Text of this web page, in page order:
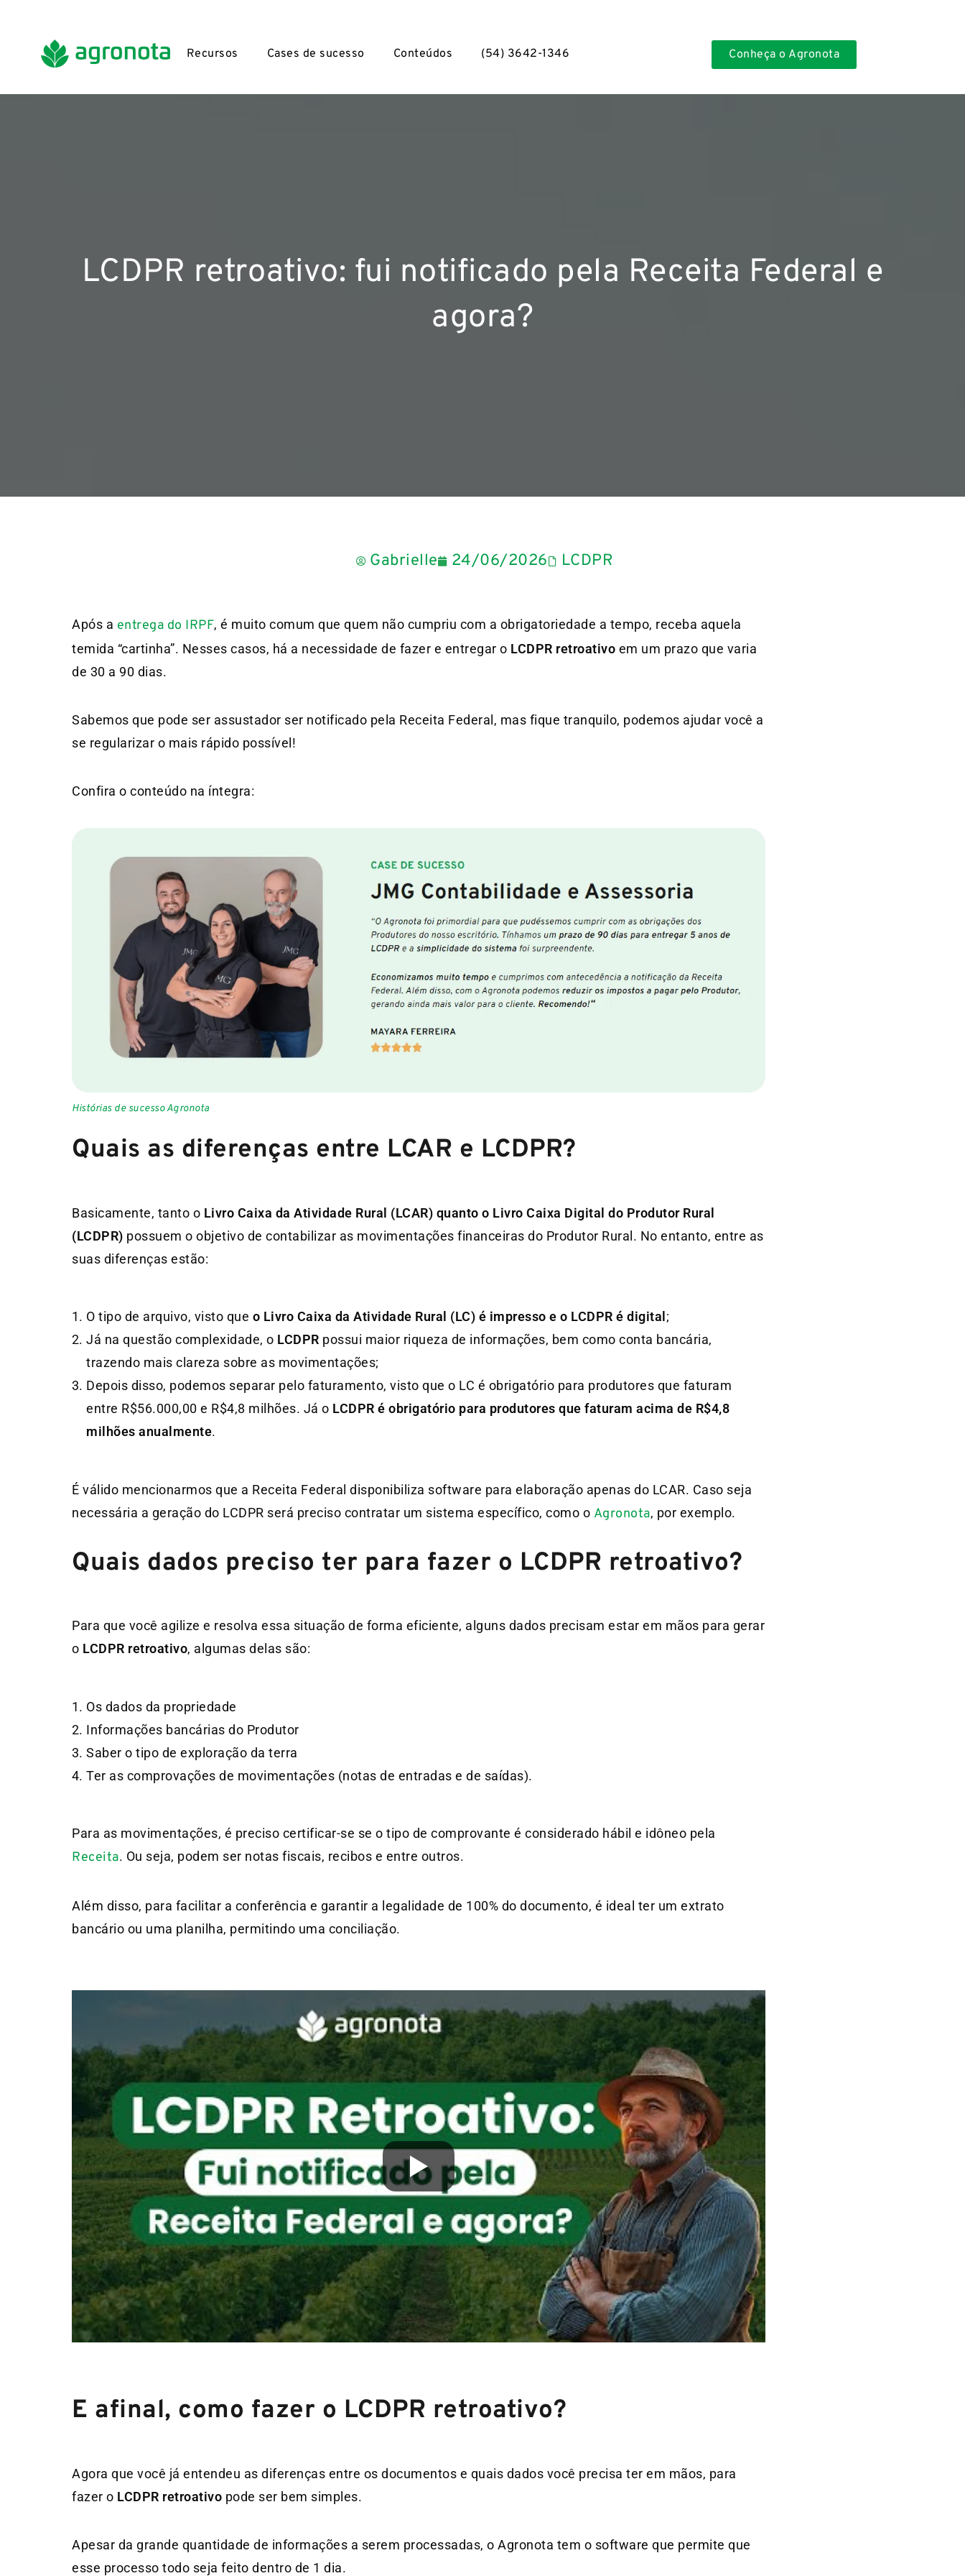
Recursos Cases de sucesso Conteúdos (54) 3642-1346 Conheça o Agronota
LCDPR retroativo: fui notificado pela Receita Federal e
agora?
Gabrielle 24/06/2026 LCDPR
Após a entrega do IRPF, é muito comum que quem não cumpriu com a obrigatoriedade a tempo, receba aquela
temida “cartinha”. Nesses casos, há a necessidade de fazer e entregar o LCDPR retroativo em um prazo que varia
de 30 a 90 dias.
Sabemos que pode ser assustador ser notificado pela Receita Federal, mas fique tranquilo, podemos ajudar você a
se regularizar o mais rápido possível!
Confira o conteúdo na íntegra:
Histórias de sucesso Agronota
Quais as diferenças entre LCAR e LCDPR?
Basicamente, tanto o Livro Caixa da Atividade Rural (LCAR) quanto o Livro Caixa Digital do Produtor Rural
(LCDPR) possuem o objetivo de contabilizar as movimentações financeiras do Produtor Rural. No entanto, entre as
suas diferenças estão:
O tipo de arquivo, visto que o Livro Caixa da Atividade Rural (LC) é impresso e o LCDPR é digital ;
Já na questão complexidade, o LCDPR possui maior riqueza de informações, bem como conta bancária,
trazendo mais clareza sobre as movimentações;
Depois disso, podemos separar pelo faturamento, visto que o LC é obrigatório para produtores que faturam
entre R$56.000,00 e R$4,8 milhões. Já o LCDPR é obrigatório para produtores que faturam acima de R$4,8
milhões anualmente.
É válido mencionarmos que a Receita Federal disponibiliza software para elaboração apenas do LCAR. Caso seja
necessária a geração do LCDPR será preciso contratar um sistema específico, como o Agronota, por exemplo.
Quais dados preciso ter para fazer o LCDPR retroativo?
Para que você agilize e resolva essa situação de forma eficiente, alguns dados precisam estar em mãos para gerar
o LCDPR retroativo, algumas delas são:
Os dados da propriedade
Informações bancárias do Produtor
Saber o tipo de exploração da terra
Ter as comprovações de movimentações (notas de entradas e de saídas).
Para as movimentações, é preciso certificar-se se o tipo de comprovante é considerado hábil e idôneo pela
Receita. Ou seja, podem ser notas fiscais, recibos e entre outros.
Além disso, para facilitar a conferência e garantir a legalidade de 100% do documento, é ideal ter um extrato
bancário ou uma planilha, permitindo uma conciliação.
E afinal, como fazer o LCDPR retroativo?
Agora que você já entendeu as diferenças entre os documentos e quais dados você precisa ter em mãos, para
fazer o LCDPR retroativo pode ser bem simples.
Apesar da grande quantidade de informações a serem processadas, o Agronota tem o software que permite que
esse processo todo seja feito dentro de 1 dia.